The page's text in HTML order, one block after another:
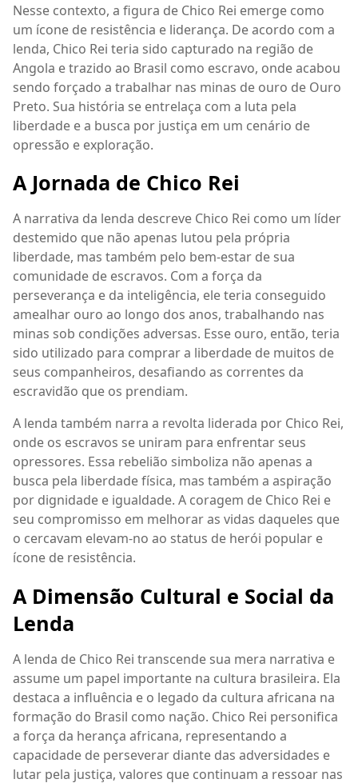
Nesse contexto, a figura de Chico Rei emerge como
um ícone de resistência e liderança. De acordo com a
lenda, Chico Rei teria sido capturado na região de
Angola e trazido ao Brasil como escravo, onde acabou
sendo forçado a trabalhar nas minas de ouro de Ouro
Preto. Sua história se entrelaça com a luta pela
liberdade e a busca por justiça em um cenário de
opressão e exploração.
A Jornada de Chico Rei
A narrativa da lenda descreve Chico Rei como um líder
destemido que não apenas lutou pela própria
liberdade, mas também pelo bem-estar de sua
comunidade de escravos. Com a força da
perseverança e da inteligência, ele teria conseguido
amealhar ouro ao longo dos anos, trabalhando nas
minas sob condições adversas. Esse ouro, então, teria
sido utilizado para comprar a liberdade de muitos de
seus companheiros, desafiando as correntes da
escravidão que os prendiam.
A lenda também narra a revolta liderada por Chico Rei,
onde os escravos se uniram para enfrentar seus
opressores. Essa rebelião simboliza não apenas a
busca pela liberdade física, mas também a aspiração
por dignidade e igualdade. A coragem de Chico Rei e
seu compromisso em melhorar as vidas daqueles que
o cercavam elevam-no ao status de herói popular e
ícone de resistência.
A Dimensão Cultural e Social da
Lenda
A lenda de Chico Rei transcende sua mera narrativa e
assume um papel importante na cultura brasileira. Ela
destaca a influência e o legado da cultura africana na
formação do Brasil como nação. Chico Rei personifica
a força da herança africana, representando a
capacidade de perseverar diante das adversidades e
lutar pela justiça, valores que continuam a ressoar nas